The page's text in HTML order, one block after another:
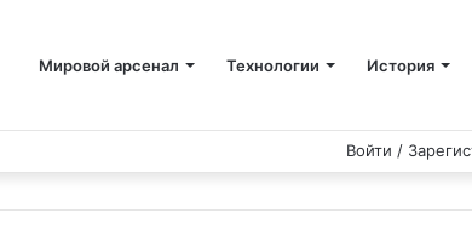
Мировой арсенал Технологии История
Войти /
RSS
WhatsApp
Одноклассники